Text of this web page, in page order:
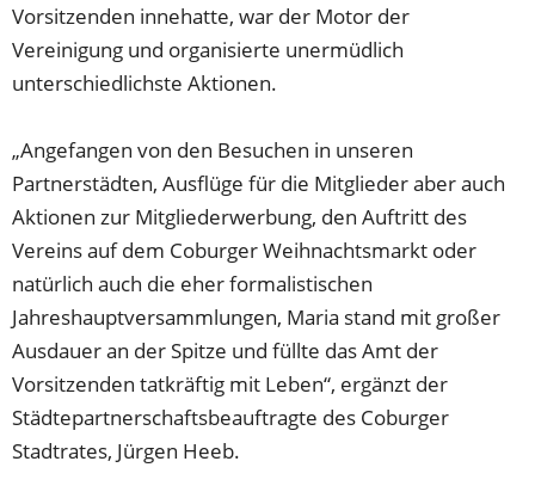
Vorsitzenden innehatte, war der Motor der
Vereinigung und organisierte unermüdlich
unterschiedlichste Aktionen.
„Angefangen von den Besuchen in unseren
Partnerstädten, Ausflüge für die Mitglieder aber auch
Aktionen zur Mitgliederwerbung, den Auftritt des
Vereins auf dem Coburger Weihnachtsmarkt oder
natürlich auch die eher formalistischen
Jahreshauptversammlungen, Maria stand mit großer
Ausdauer an der Spitze und füllte das Amt der
Vorsitzenden tatkräftig mit Leben“, ergänzt der
Städtepartnerschaftsbeauftragte des Coburger
Stadtrates, Jürgen Heeb.